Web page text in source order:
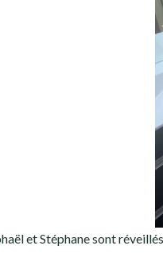
et Stéphane sont